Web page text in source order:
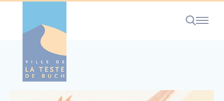
Cookies management panel